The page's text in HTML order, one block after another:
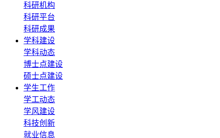
科研机构
科研平台
科研成果
学科建设
学科动态
博士点建设
硕士点建设
学生工作
学工动态
学风建设
科技创新
就业信息